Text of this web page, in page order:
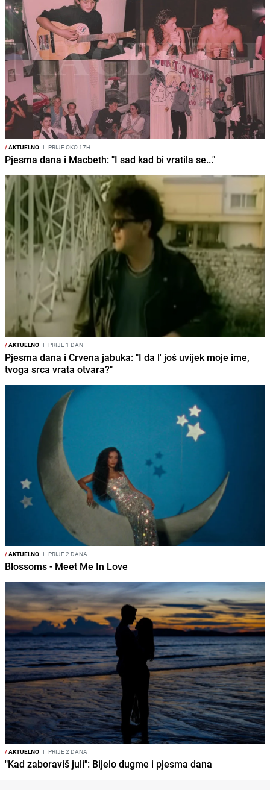
/AKTUELNO I PRIJE OKO 17H
Pjesma dana i Macbeth: "I sad kad bi vratila se..."
/AKTUELNO I PRIJE 1 DAN
Pjesma dana i Crvena jabuka: "I da l' još uvijek moje ime,
tvoga srca vrata otvara?"
/AKTUELNO I PRIJE 2 DANA
Blossoms - Meet Me In Love
/AKTUELNO I PRIJE 2 DANA
"Kad zaboraviš juli": Bijelo dugme i pjesma dana